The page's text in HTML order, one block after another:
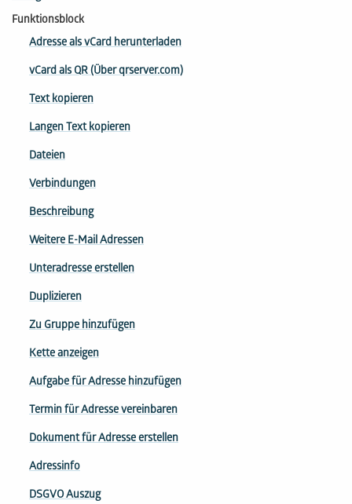
Funktionsblock
Adresse als vCard herunterladen
vCard als QR (Über qrserver.com)
Text kopieren
Langen Text kopieren
Dateien
Verbindungen
Beschreibung
Weitere E-Mail Adressen
Unteradresse erstellen
Duplizieren
Zu Gruppe hinzufügen
Kette anzeigen
Aufgabe für Adresse hinzufügen
Termin für Adresse vereinbaren
Dokument für Adresse erstellen
Adressinfo
DSGVO Auszug